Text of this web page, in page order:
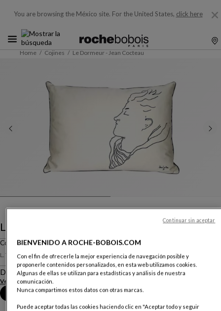
You are browsing the México site. For the United States, click here
Home Cojines Le Dormeur - Jean Cocteau
Le Dormeur - Jean Cocteau
Cojín
L. 70 X A. 50 X P. 70 Cm
Descripción
Ver más
Reserva una cita en tienda
BIENVENIDO A ROCHE-BOBOIS.COM
Con el fin de ofrecerle la mejor experiencia de navegación posible y
proponerle contenidos personalizados, en esta web utilizamos cookies.
Algunas de ellas se utilizan para estadísticas y análisis de nuestra
comunicación.
Nunca compartimos estos datos con otras marcas.
Puede aceptar todas las cookies haciendo clic en "Aceptar todo y seguir
Continuar sin aceptar